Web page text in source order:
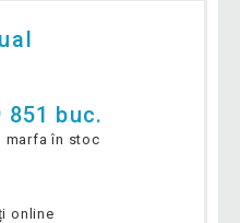
851 buc.
marfa în stoc
online